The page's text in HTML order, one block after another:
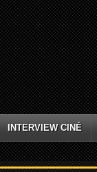
INTERVIEW CINÉ